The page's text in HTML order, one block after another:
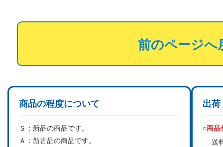
前のページへ
商品の程度について
Ｓ： 新品の商品です。
Ａ： 新古品の商品です。
出荷
○商品
送